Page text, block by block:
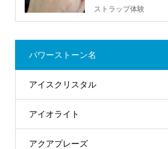
ストラップ体験
パワーストーン名
アイスクリスタル
アイオライト
アクアプレーズ